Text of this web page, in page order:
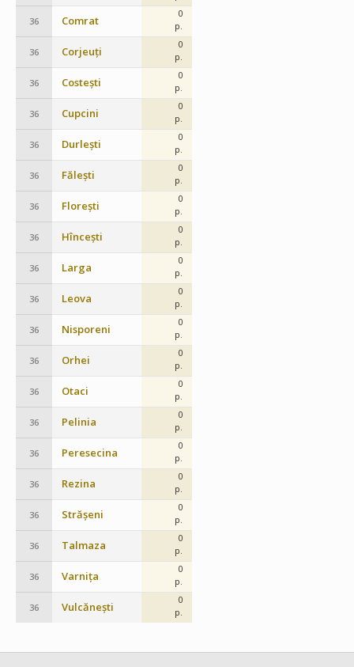
36 Comrat
0
p.
36 Corjeuți
0
p.
36 Costești
0
p.
36 Cupcini
0
p.
36 Durlești
0
p.
36 Fălești
0
p.
36 Florești
0
p.
36 Hîncești
0
p.
36 Larga
0
p.
36 Leova
0
p.
36 Nisporeni
0
p.
36 Orhei
0
p.
36 Otaci
0
p.
36 Pelinia
0
p.
36 Peresecina
0
p.
36 Rezina
0
p.
36 Strășeni
0
p.
36 Talmaza
0
p.
36 Varnița
0
p.
36 Vulcănești
0
p.